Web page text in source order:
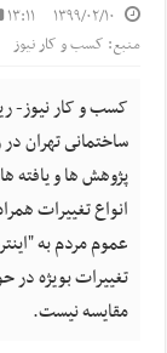
۱۳۹۹/۰۲/۱۰ ۱۳:۱۱
منبع: کسب و کار نیوز
کسب و کار نیوز-
ساختمانى تهران در
پژوهش ها و يافته
انواع تغييرات
عموم مردم به
تغييرات بويژه در
مقايسه نيست.